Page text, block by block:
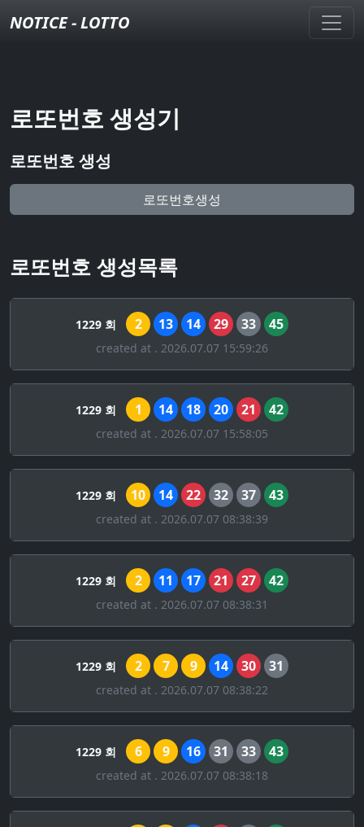
NOTICE - LOTTO
로또번호 생성기
로또번호 생성
로또번호생성
로또번호 생성목록
1229 회 2 13 14 29 33 45
created at . 2026.07.07 15:59:26
1229 회 1 14 18 20 21 42
created at . 2026.07.07 15:58:05
1229 회 10 14 22 32 37 43
created at . 2026.07.07 08:38:39
1229 회 2 11 17 21 27 42
created at . 2026.07.07 08:38:31
1229 회 2 7 9 14 30 31
created at . 2026.07.07 08:38:22
1229 회 6 9 16 31 33 43
created at . 2026.07.07 08:38:18